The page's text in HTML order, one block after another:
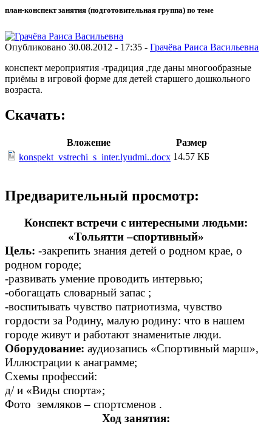
план-конспект занятия (подготовительная группа) по теме
Опубликовано 30.08.2012 - 17:35 - Грачёва Раиса Васильевна
конспект мероприятия -традиция ,где даны многообразные
приёмы в игровой форме для детей старшего дошкольного
возраста.
Скачать:
Вложение
Размер
konspekt_vstrechi_s_inter.lyudmi..docx 14.57 КБ
Предварительный просмотр:
Конспект встречи с интересными людьми:
«Тольятти –спортивный»
Цель: -закрепить знания детей о родном крае, о
родном городе;
-развивать умение проводить интервью;
-обогащать словарный запас ;
-воспитывать чувство патриотизма, чувство
гордости за Родину, малую родину: что в нашем
городе живут и работают знаменитые люди.
Оборудование: аудиозапись «Спортивный марш»,
Иллюстрации к анаграмме;
Схемы профессий:
д/ и «Виды спорта»;
Фото земляков – спортсменов .
Ход занятия: